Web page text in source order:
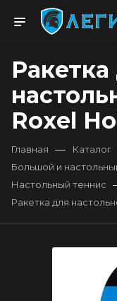
Roxel
Главная — Каталог
Большой и
Настольный теннис
Ракетка для